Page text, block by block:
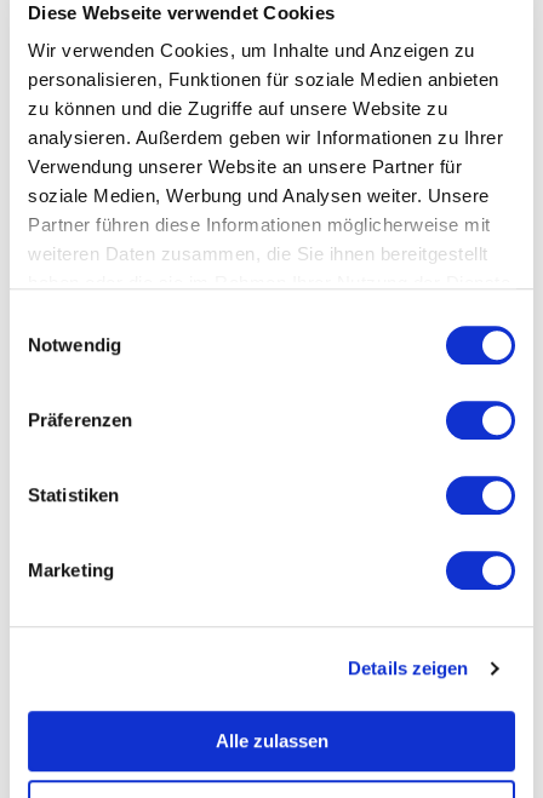
Diese Webseite verwendet Cookies
Wir verwenden Cookies, um Inhalte und Anzeigen zu
personalisieren, Funktionen für soziale Medien anbieten
zu können und die Zugriffe auf unsere Website zu
analysieren. Außerdem geben wir Informationen zu Ihrer
Verwendung unserer Website an unsere Partner für
soziale Medien, Werbung und Analysen weiter. Unsere
Partner führen diese Informationen möglicherweise mit
weiteren Daten zusammen, die Sie ihnen bereitgestellt
Notwendig
Präferenzen
Statistiken
Marketing
Details zeigen
Alle zulassen
Control de calidad
Recopile y analice los datos de proceso y de producto
MÁS DE 20 AÑOS DE EXPERIENCIA